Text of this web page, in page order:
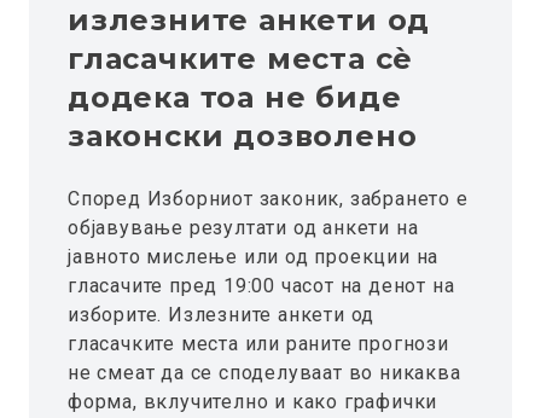
излезните анкети од
гласачките места сè
додека тоа не биде
законски дозволено
Според Изборниот законик, забрането е
објавување резултати од анкети на
јавното мислење или од проекции на
гласачите пред 19:00 часот на денот на
изборите. Излезните анкети од
гласачките места или раните прогнози
не смеат да се споделуваат во никаква
форма, вклучително и како графички